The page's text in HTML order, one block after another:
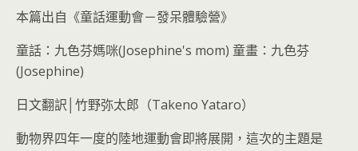
本篇出自《童話運動會－發呆體驗營》
童話：九色芬媽咪(Josephine's mom) 童畫：九色芬
(Josephine)
日文翻訳│竹野弥太郎（Takeno Yataro）
動物界四年一度的陸地運動會即將展開，這次的主題是